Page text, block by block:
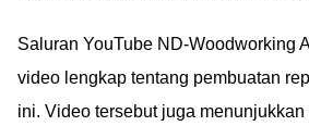
Saluran YouTube ND-Woodworking
video lengkap tentang pembuatan
ini. Video tersebut juga